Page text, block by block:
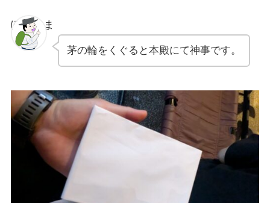
ぽちゃま
茅の輪をくぐると本殿にて神事です。